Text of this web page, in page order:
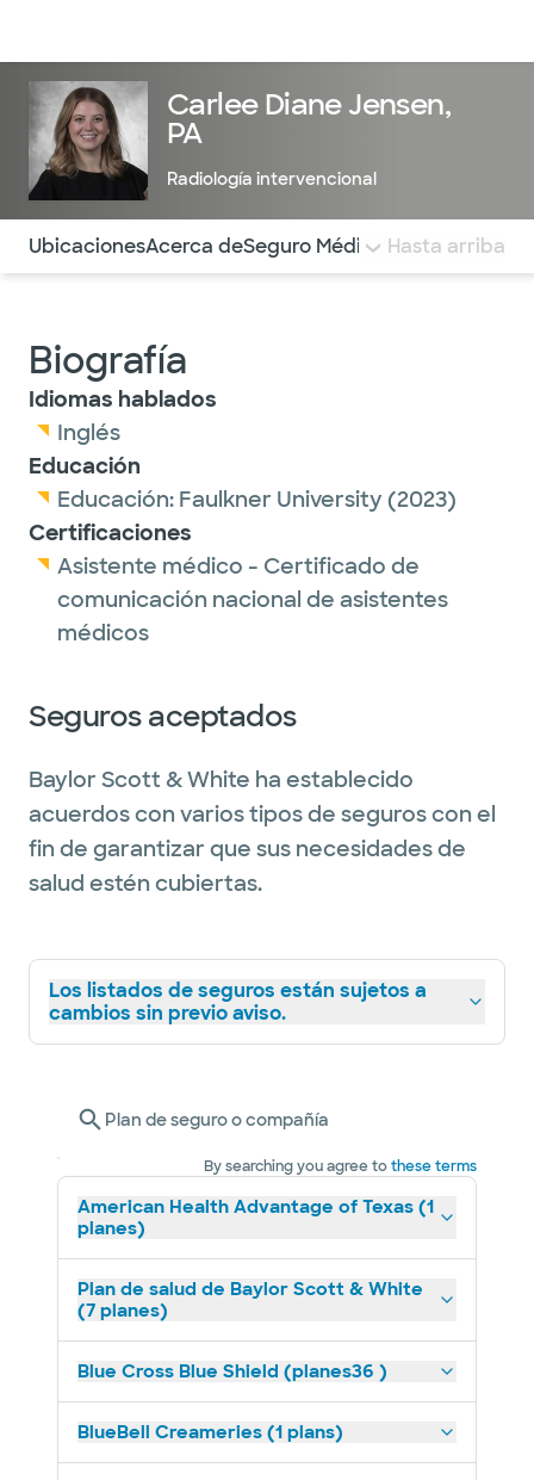
Carlee Diane Jensen,
PA
Radiología intervencional
Utilice esta navegación para saltar rápidamente a
UbicacionesAcerca deSeguro Médico COMENTARIOS
Hasta arriba
Biografía
Idiomas hablados
Inglés
Educación
Educación: Faulkner University (2023)
Certificaciones
Asistente médico - Certificado de
comunicación nacional de asistentes
médicos
Seguros aceptados
Baylor Scott & White ha establecido
acuerdos con varios tipos de seguros con el
fin de garantizar que sus necesidades de
salud estén cubiertas.
Los listados de seguros están sujetos a
cambios sin previo aviso.
Plan de seguro o compañía
By searching you agree tothese terms
American Health Advantage of Texas (1
planes)
Plan de salud de Baylor Scott & White
(7 planes)
Blue Cross Blue Shield (planes36 )
BlueBell Creameries (1 plans)